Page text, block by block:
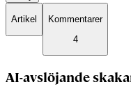
Artikel
Kommentarer
4
AI-avslöjande